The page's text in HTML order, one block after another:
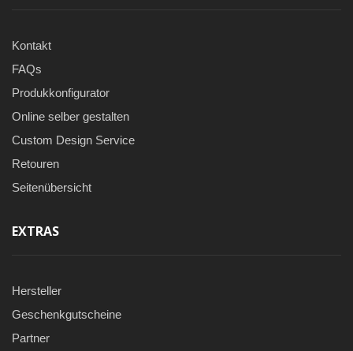
Kontakt
FAQs
Produkkonfigurator
Online selber gestalten
Custom Design Service
Retouren
Seitenübersicht
EXTRAS
Hersteller
Geschenkgutscheine
Partner